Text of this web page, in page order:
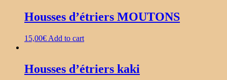
Housses d’étriers MOUTONS
15,00€ Add to cart
Housses d’étriers kaki